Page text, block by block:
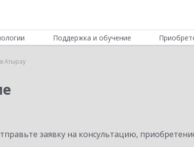
Поддержка и обучение
Атырау
заявку на консультацию,